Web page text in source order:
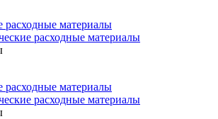
материалы
расходные материалы
материалы
расходные материалы